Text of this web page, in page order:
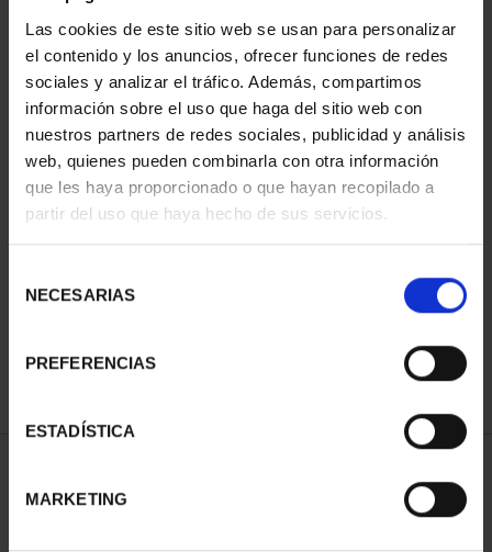
Las cookies de este sitio web se usan para personalizar
el contenido y los anuncios, ofrecer funciones de redes
sociales y analizar el tráfico. Además, compartimos
información sobre el uso que haga del sitio web con
nuestros partners de redes sociales, publicidad y análisis
web, quienes pueden combinarla con otra información
que les haya proporcionado o que hayan recopilado a
partir del uso que haya hecho de sus servicios.
NECESARIAS
PREFERENCIAS
ESTADÍSTICA
MARKETING
PATRIMONIO
NACIONAL I - EL
73,00 €